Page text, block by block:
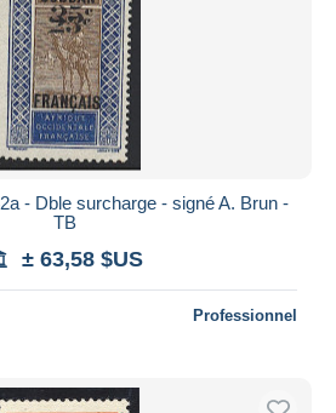
- Dble surcharge - signé A. Brun -
TB
± 63,58 $US
Professionnel